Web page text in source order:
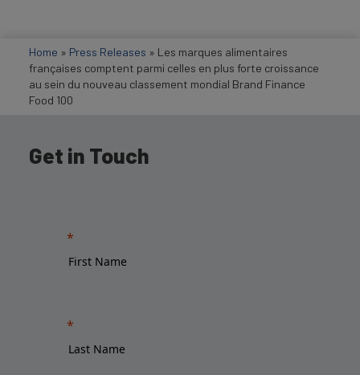
Home » Press Releases » Les marques alimentaires
françaises comptent parmi celles en plus forte croissance
au sein du nouveau classement mondial Brand Finance
Food 100
Get in Touch